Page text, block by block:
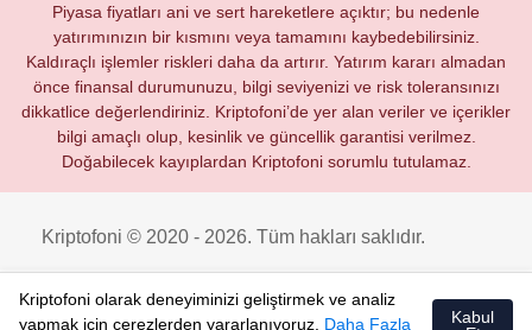
Piyasa fiyatları ani ve sert hareketlere açıktır; bu nedenle
yatırımınızın bir kısmını veya tamamını kaybedebilirsiniz.
Kaldıraçlı işlemler riskleri daha da artırır. Yatırım kararı almadan
önce finansal durumunuzu, bilgi seviyenizi ve risk toleransınızı
dikkatlice değerlendiriniz. Kriptofoni’de yer alan veriler ve içerikler
bilgi amaçlı olup, kesinlik ve güncellik garantisi verilmez.
Doğabilecek kayıplardan Kriptofoni sorumlu tutulamaz.
Kriptofoni © 2020 - 2026. Tüm hakları saklıdır.
Kriptofoni olarak deneyiminizi geliştirmek ve analiz
yapmak için çerezlerden yararlanıyoruz. Daha Fazla
Kabul